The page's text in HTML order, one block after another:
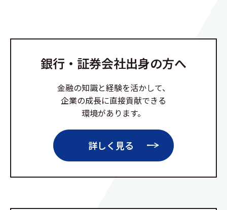
銀行・証券会社出身の方へ
金融の知識と経験を活かして、
企業の成長に直接貢献できる
環境があります。
詳しく見る